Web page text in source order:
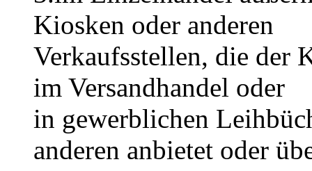
Kiosken oder anderen
Verkaufsstellen, die der
im Versandhandel oder
in gewerblichen
anderen anbietet oder